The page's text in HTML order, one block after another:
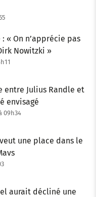
: « On n’apprécie pas
Nowitzki »
entre Julius Randle et
envisagé
09h34
une place dans le
aurait décliné une